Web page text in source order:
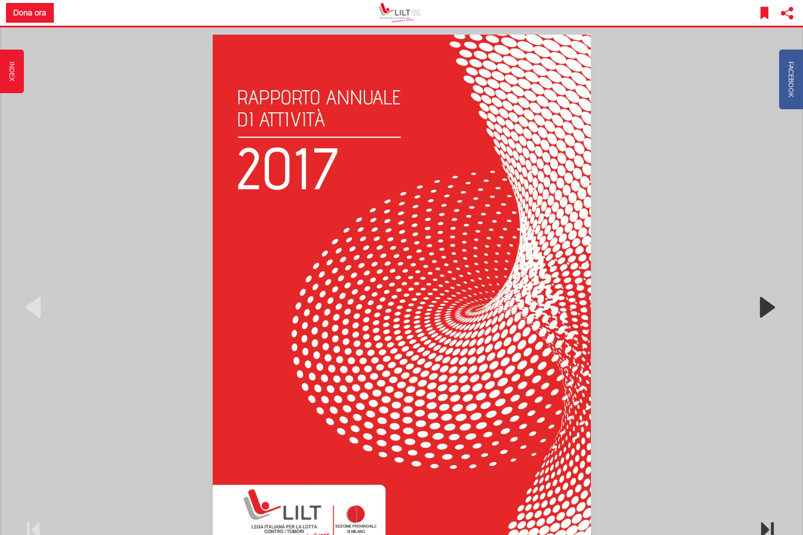
INDEX FACEBOOK